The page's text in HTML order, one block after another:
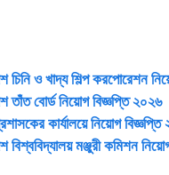
চিনি ও খাদ্য শিল্প করপোরেশন
তাঁত বোর্ড নিয়োগ বিজ্ঞপ্তি ২০২৬
কার্যালয়ে নিয়োগ
বিশ্ববিদ্যালয় মঞ্জুরী কমিশন